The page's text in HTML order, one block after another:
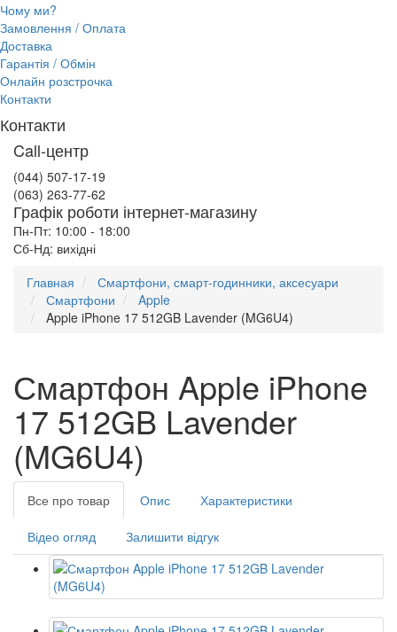
Чому ми?
Замовлення / Оплата
Доставка
Гарантія / Обмін
Онлайн розстрочка
Контакти
Контакти
Call-центр
(044) 507-17-19
(063) 263-77-62
Графік роботи інтернет-магазину
Пн-Пт: 10:00 - 18:00
Сб-Нд: вихідні
Главная
Смартфони, смарт-годинники, аксесуари
Смартфони
Apple
Apple iPhone 17 512GB Lavender (MG6U4)
Смартфон Apple iPhone
17 512GB Lavender
(MG6U4)
Все про товар Опис Характеристики
Відео огляд Залишити відгук